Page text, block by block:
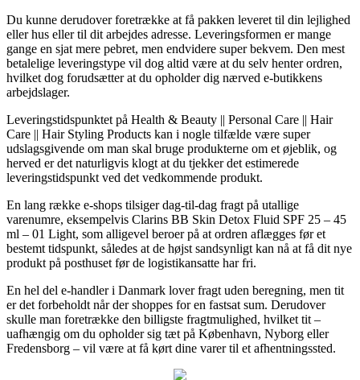
Du kunne derudover foretrække at få pakken leveret til din lejlighed
eller hus eller til dit arbejdes adresse. Leveringsformen er mange
gange en sjat mere pebret, men endvidere super bekvem. Den mest
betalelige leveringstype vil dog altid være at du selv henter ordren,
hvilket dog forudsætter at du opholder dig nærved e-butikkens
arbejdslager.
Leveringstidspunktet på Health & Beauty || Personal Care || Hair
Care || Hair Styling Products kan i nogle tilfælde være super
udslagsgivende om man skal bruge produkterne om et øjeblik, og
herved er det naturligvis klogt at du tjekker det estimerede
leveringstidspunkt ved det vedkommende produkt.
En lang række e-shops tilsiger dag-til-dag fragt på utallige
varenumre, eksempelvis Clarins BB Skin Detox Fluid SPF 25 – 45
ml – 01 Light, som alligevel beroer på at ordren aflægges før et
bestemt tidspunkt, således at de højst sandsynligt kan nå at få dit nye
produkt på posthuset før de logistikansatte har fri.
En hel del e-handler i Danmark lover fragt uden beregning, men tit
er det forbeholdt når der shoppes for en fastsat sum. Derudover
skulle man foretrække den billigste fragtmulighed, hvilket tit –
uafhængig om du opholder sig tæt på København, Nyborg eller
Fredensborg – vil være at få kørt dine varer til et afhentningssted.